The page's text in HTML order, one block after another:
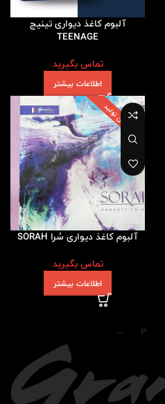
آلبوم کاغذ دیواری تینیج
TEENAGE
تماس بگیرید
اطلاعات بیشتر
پایان تولید
آلبوم کاغذ دیواری سُرا SORAH
تماس بگیرید
اطلاعات بیشتر
3
→